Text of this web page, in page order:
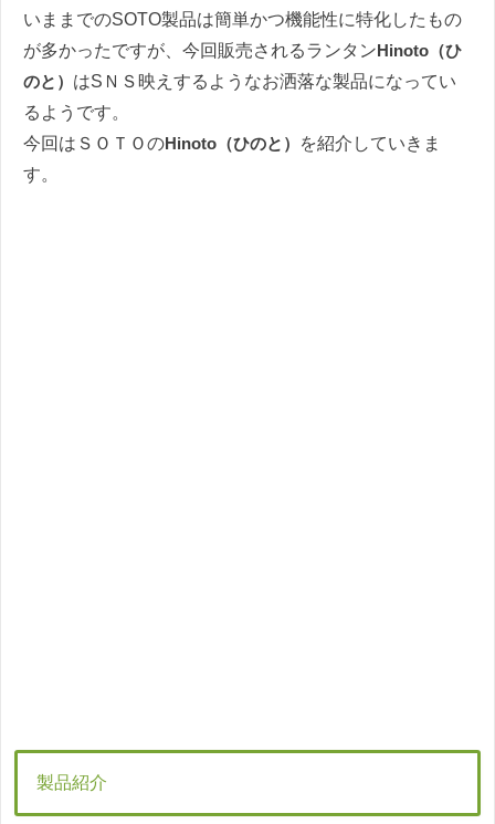
いままでのSOTO製品は簡単かつ機能性に特化したもの
が多かったですが、今回販売されるランタンHinoto（ひ
のと） はSＮＳ映えするようなお洒落な製品になってい
るようです。
今回はＳＯＴＯのHinoto（ひのと）
を紹介していきま
す。
製品紹介